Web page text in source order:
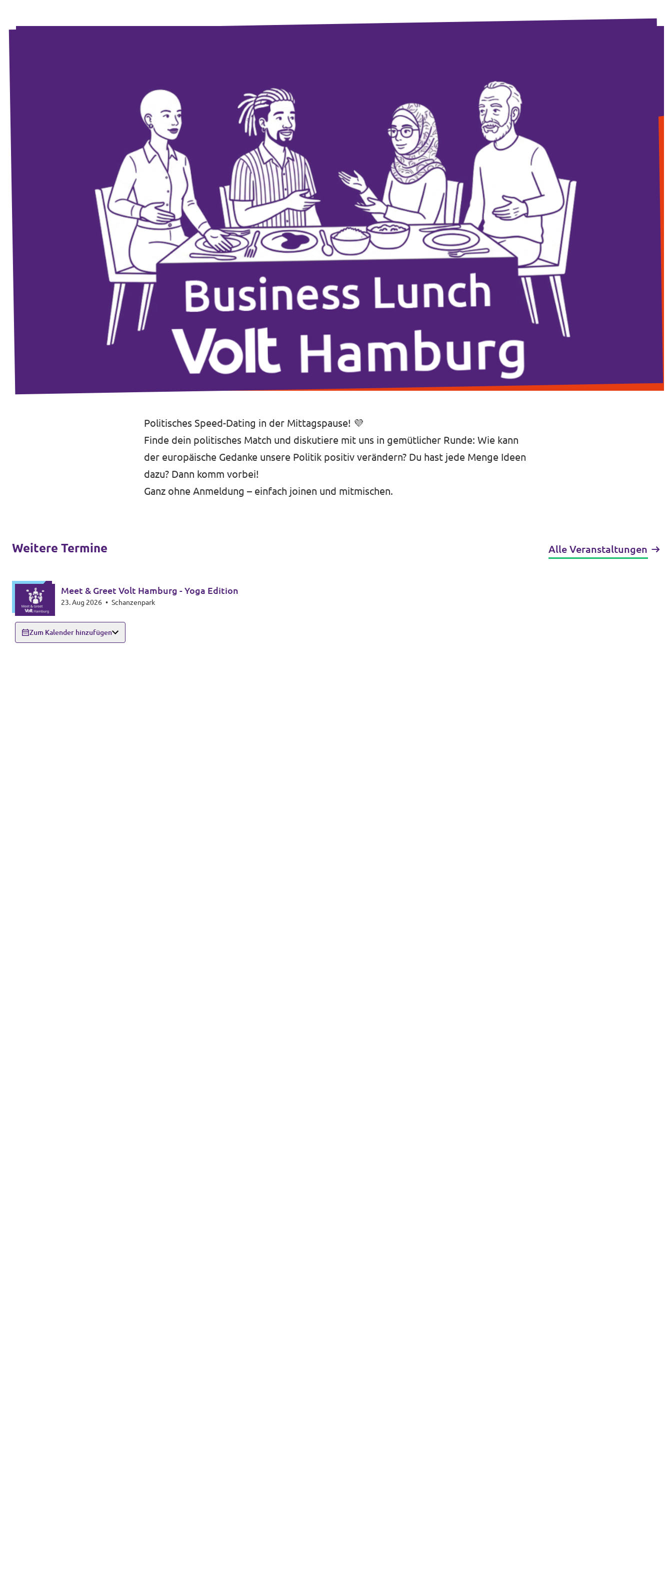
Hamburger Fraktionen
Transparenz
Datenschutz
Impressum
Politisches Speed-Dating in der Mittagspause! 💜
Finde dein politisches Match und diskutiere mit uns in gemütlicher Runde: Wie kann
der europäische Gedanke unsere Politik positiv verändern? Du hast jede Menge Ideen
dazu? Dann komm vorbei!
Ganz ohne Anmeldung – einfach joinen und mitmischen.
Weitere Termine Alle Veranstaltungen
Meet & Greet Volt Hamburg - Yoga Edition
23. Aug 2026 • Schanzenpark
Zum Kalender hinzufügen